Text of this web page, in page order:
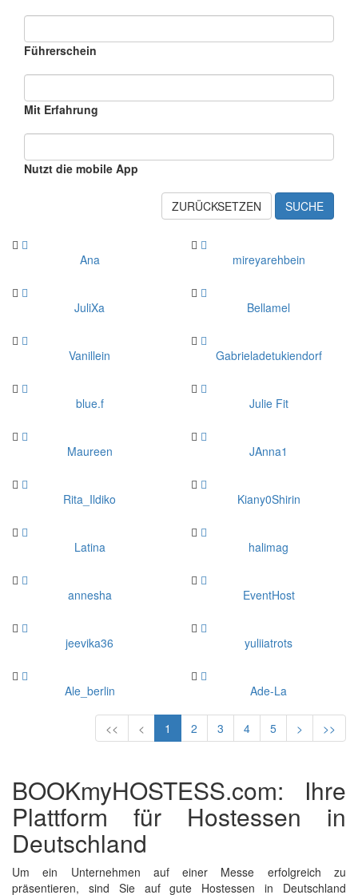
Führerschein
Mit Erfahrung
Nutzt die mobile App
ZURÜCKSETZEN SUCHE
Ana mireyarehbein
JuliXa Bellamel
Vanillein Gabrieladetukiendorf
blue.f Julie Fit
Maureen JAnna1
Rita_Ildiko Kiany0Shirin
Latina halimag
annesha EventHost
jeevika36 yuliiatrots
Ale_berlin Ade-La
<< < 1 2 3 4 5 > >>
BOOKmyHOSTESS.com: Ihre
Plattform für Hostessen in
Deutschland
Um ein Unternehmen auf einer Messe erfolgreich zu
präsentieren, sind Sie auf gute Hostessen in Deutschland